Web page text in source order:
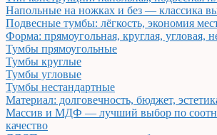
Напольные на ножках и без — классика
Подвесные тумбы: лёгкость, экономия
Форма: прямоугольная, круглая, угловая,
Тумбы прямоугольные
Тумбы круглые
Тумбы угловые
Тумбы нестандартные
Материал: долговечность, бюджет,
Массив и МДФ — лучший выбор по
качество